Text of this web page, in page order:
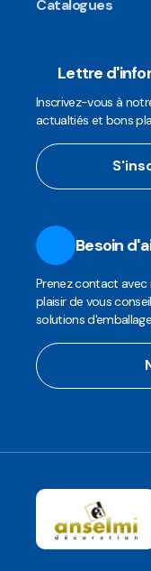
Catalogues
Lettre
Inscrivez-vous à
actualtiés et bons
Besoin
Prenez contact
plaisir de vous
solutions